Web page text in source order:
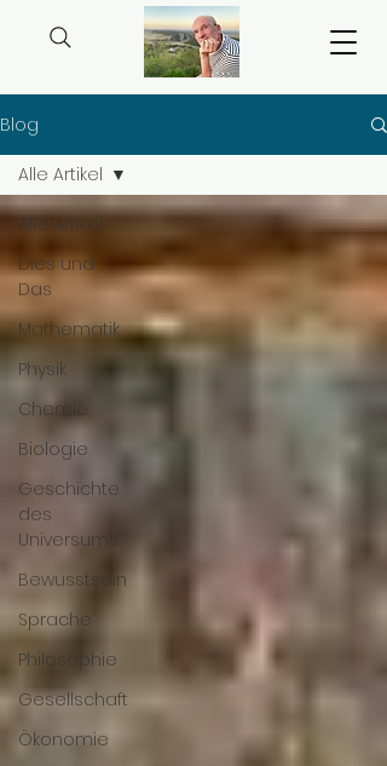
Blog
Alle Artikel
Dies und
Das
Mathematik
Physik
Chemie
Biologie
Geschichte
des
Universums
Bewusstsein
Sprache
Philosophie
Gesellschaft
Ökonomie
Alle Artikel